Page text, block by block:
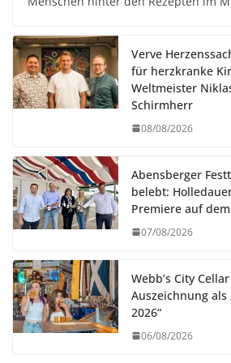
Verve
für herzkranke
Weltmeister
Schirmherr
08/08/2026
Abensberger
belebt:
Premiere auf
07/08/2026
Webb’s City
Auszeichnung als
2026“
06/08/2026